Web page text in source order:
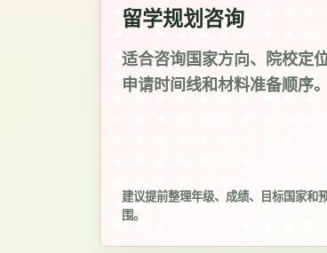
留学规划咨询
适合咨询国家方向、院校定位
申请时间线和材料准备顺序。
建议提前整理年级、成绩、目标国家和
围。